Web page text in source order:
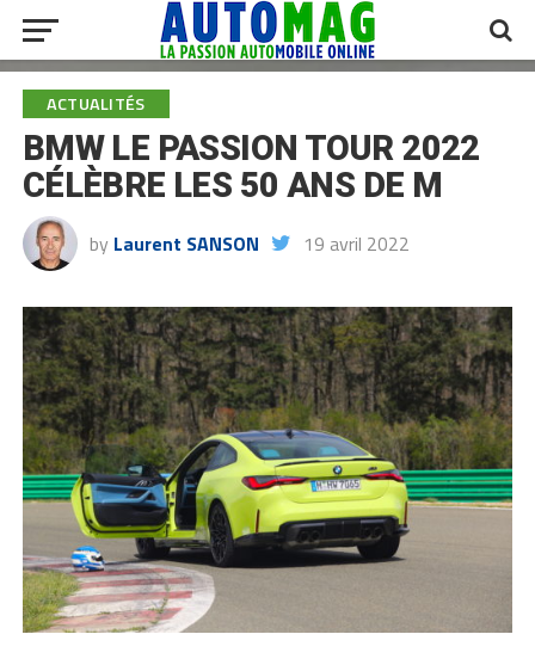
ACTUALITÉS
BMW LE PASSION TOUR 2022
CÉLÈBRE LES 50 ANS DE M
by Laurent SANSON 19 avril 2022